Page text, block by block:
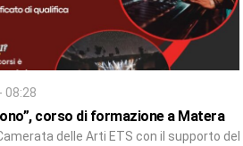
08:28
corso di formazione a Matera
delle Arti ETS con il supporto del